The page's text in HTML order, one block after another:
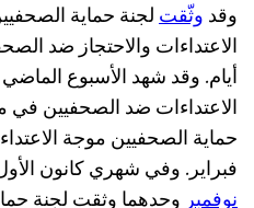
وقد وثّقت
الاعتداءات والاحتجاز ضد
أيام. وقد شهد الأسبوع
الاعتداءات ضد الصحفيين
حماية الصحفيين موجة
فبراير. وفي شهري كانون
نوفمبر